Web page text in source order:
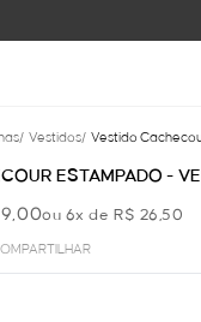
/ Vestidos/ Vestido
ESTAMPADO -
ou 6x de R$ 26,50